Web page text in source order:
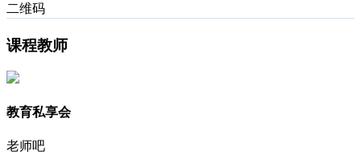
二维码
课程教师
教育私享会
老师吧